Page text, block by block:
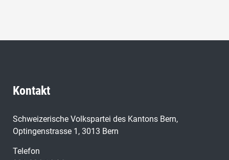
offiziell verabschiedet – Herzlichen Dank et
06.01.2016
- avec le duo Guggisberg-Schnegg
25.11.2015
Aus der Grossratsfraktion:
22.10.2015
Kontakt
Schweizerische Volkspartei des Kantons Bern,
Optingenstrasse 1, 3013 Bern
Telefon